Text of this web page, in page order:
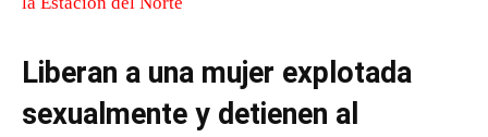
Liberan a una mujer explotada
sexualmente y detienen al